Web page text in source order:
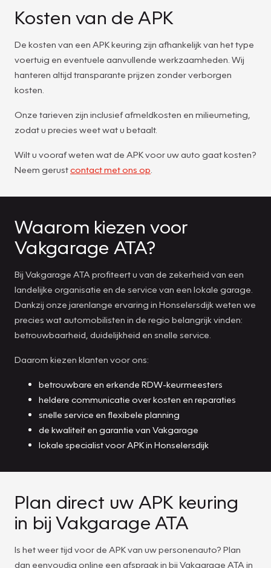
Kosten van de APK
De kosten van een APK keuring zijn afhankelijk van het type
voertuig en eventuele aanvullende werkzaamheden. Wij
hanteren altijd transparante prijzen zonder verborgen
kosten.
Onze tarieven zijn inclusief afmeldkosten en milieumeting,
zodat u precies weet wat u betaalt.
Wilt u vooraf weten wat de APK voor uw auto gaat kosten?
Neem gerustcontact met ons op
Waarom kiezen voor
Vakgarage ATA?
Bij Vakgarage ATA profiteert u van de zekerheid van een
landelijke organisatie en de service van een lokale garage.
Dankzij onze jarenlange ervaring in Honselersdijk weten we
precies wat automobilisten in de regio belangrijk vinden:
betrouwbaarheid, duidelijkheid en snelle service.
Daarom kiezen klanten voor ons:
betrouwbare en erkende RDW-keurmeesters
heldere communicatie over kosten en reparaties
snelle service en flexibele planning
de kwaliteit en garantie van Vakgarage
lokale specialist voor APK in Honselersdijk
Plan direct uw APK keuring
in bij Vakgarage ATA
Is het weer tijd voor de APK van uw personenauto? Plan
dan eenvoudig online een afspraak in bij Vakgarage ATA in